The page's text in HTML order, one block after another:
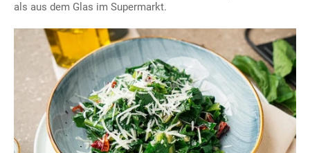
als aus dem Glas im Supermarkt.